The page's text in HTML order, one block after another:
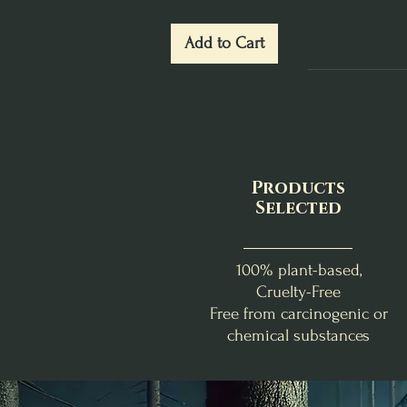
Add to Cart
La Box de Lughnasadh
Fondants d'Intention
Bombe d'encens
Products
Selected
100% plant-based,
Cruelty-Free
Free from carcinogenic or
chemical substances